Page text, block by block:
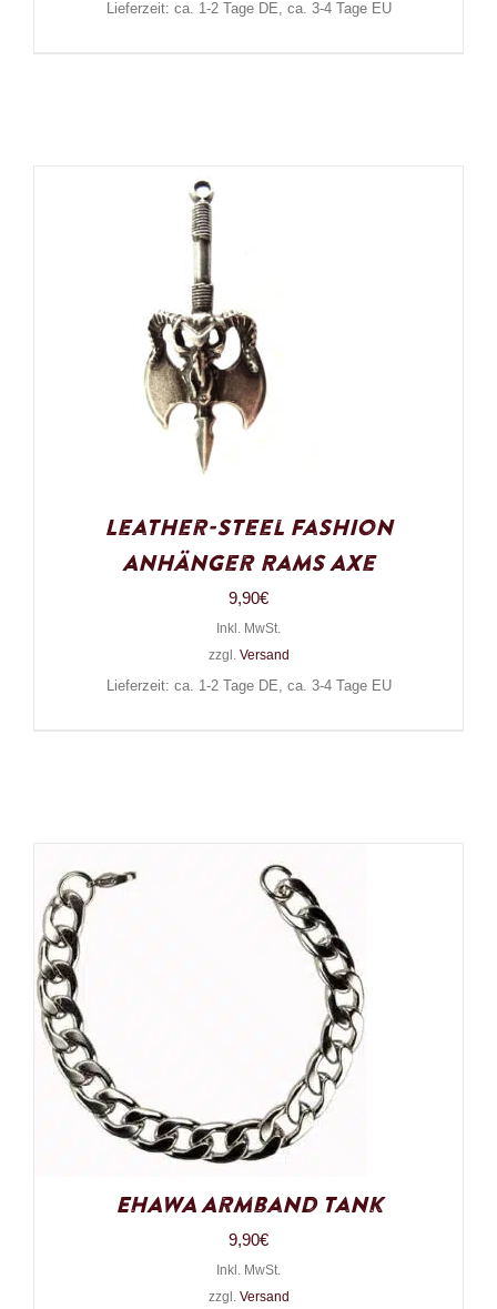
Lieferzeit: ca. 1-2 Tage DE, ca. 3-4 Tage EU
Leather-Steel Fashion
Anhänger Rams Axe
9,90€
Inkl. MwSt.
zzgl. Versand
Lieferzeit: ca. 1-2 Tage DE, ca. 3-4 Tage EU
EHAWA Armband Tank
9,90€
Inkl. MwSt.
zzgl. Versand